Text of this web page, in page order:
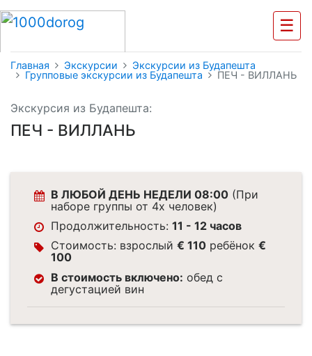
☰
Главная Экскурсии
Экскурсии из Будапешта
Групповые экскурсии из Будапешта
ПЕЧ - ВИЛЛАНЬ
Экскурсия из Будапешта:
ПЕЧ - ВИЛЛАНЬ
В ЛЮБОЙ ДЕНЬ НЕДЕЛИ 08:00 (При
наборе группы от 4х человек)
Продолжительность:11 - 12 часов
Стоимость: взрослый€ 110 ребёнок€
100
В стоимость включено: обед с
дегустацией вин